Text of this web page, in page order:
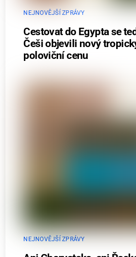
NEJNOVĚJŠÍ ZPRÁVY
Cestovat do Egypta se
Češi objevili nový
poloviční cenu
NEJNOVĚJŠÍ ZPRÁVY